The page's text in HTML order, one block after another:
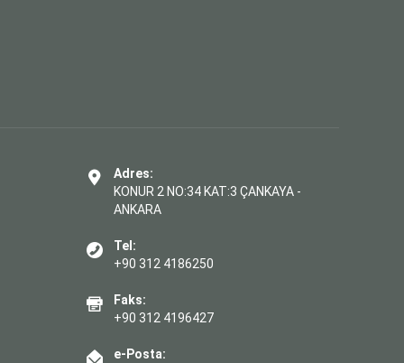
Adres:
KONUR 2 NO:34 KAT:3 ÇANKAYA -
ANKARA
Tel:
+90 312 4186250
Faks:
+90 312 4196427
e-Posta: